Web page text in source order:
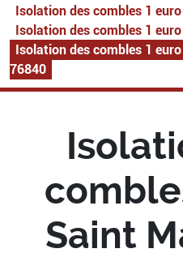
Isolation des combles 1 euro
Isolation des combles 1
Isolation des combles 1
76840
Saint